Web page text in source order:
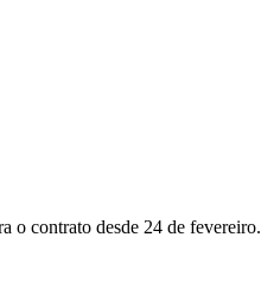
o contrato desde 24 de fevereiro.